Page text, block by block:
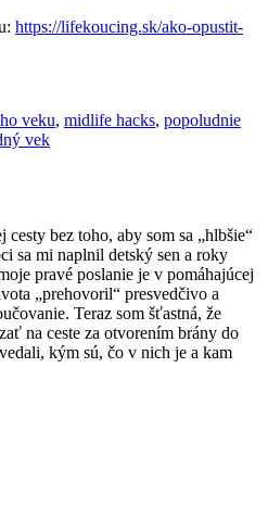
https://lifekoucing.sk/ako-opustit-
veku, midlife hacks, popoludnie
vek
cesty bez toho, aby som sa „hlbšie“
sa mi naplnil detský sen a roky
pravé poslanie je v pomáhajúcej
„prehovoril“ presvedčivo a
Teraz som šťastná, že
na ceste za otvorením brány do
kým sú, čo v nich je a kam